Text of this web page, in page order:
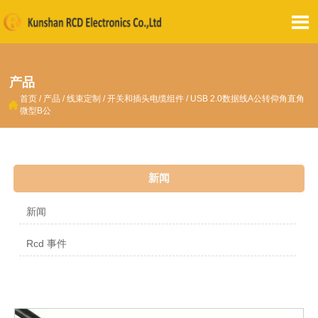

产品
 首页 / 产品 /线束定制 /开关和插头电缆组件 / USB 2.0数据线A公转仰角直角
微型B公
新闻
新闻
Rcd 事件